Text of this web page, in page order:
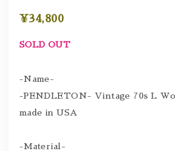
¥34,800
SOLD OUT
-Name-
-PENDLETON- Vintage 70s L
made in USA
-Material-